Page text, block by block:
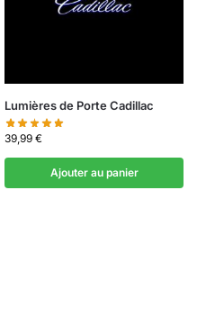
Lumières de Porte Cadillac
39,99 €
Ajouter au panier